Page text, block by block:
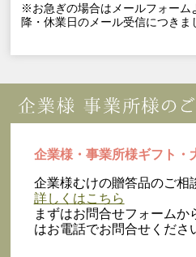
※お急ぎの場合はメールフォーム
降・休業日のメール受信につきま
企業様・事業所様ギフト・
企業様むけの贈答品のご相
詳しくはこちら
まずはお問合せフォームか
はお電話でお問合せくださ